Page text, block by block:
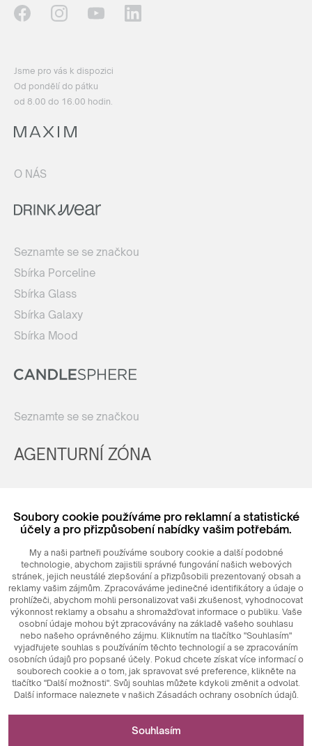
Jsme pro vás k dispozici
Od pondělí do pátku
od 8.00 do 16.00 hodin.
O NÁS
Seznamte se se značkou
Sbírka Porceline
Sbírka Glass
Sbírka Galaxy
Sbírka Mood
Seznamte se se značkou
AGENTURNÍ ZÓNA
Login
© 2026MAXIM Ceramics Sp. z o. o.
Soubory cookie používáme pro reklamní a statistické
účely a pro přizpůsobení nabídky vašim potřebám.
My a naši partneři používáme soubory cookie a další podobné
technologie, abychom zajistili správné fungování našich webových
stránek, jejich neustálé zlepšování a přizpůsobili prezentovaný obsah a
reklamy vašim zájmům. Zpracováváme jedinečné identifikátory a údaje o
prohlížeči, abychom mohli personalizovat vaši zkušenost, vyhodnocovat
výkonnost reklamy a obsahu a shromažďovat informace o publiku. Vaše
osobní údaje mohou být zpracovávány na základě vašeho souhlasu
nebo našeho oprávněného zájmu. Kliknutím na tlačítko "Souhlasím"
vyjadřujete souhlas s používáním těchto technologií a se zpracováním
osobních údajů pro popsané účely. Pokud chcete získat více informací o
souborech cookie a o tom, jak spravovat své preference, klikněte na
tlačítko "Další možnosti". Svůj souhlas můžete kdykoli změnit a odvolat.
Další informace naleznete v našich Zásadách ochrany osobních údajů.
Nezbytné pro fungování webových stránek
Souhlasím